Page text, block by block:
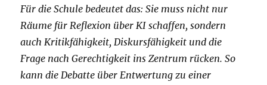
Für die Schule bedeutet das: Sie muss nicht nur
Räume für Reflexion über KI schaffen, sondern
auch Kritikfähigkeit, Diskursfähigkeit und die
Frage nach Gerechtigkeit ins Zentrum rücken. So
kann die Debatte über Entwertung zu einer